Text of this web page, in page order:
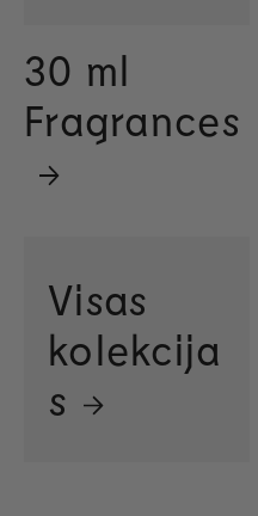
30 ml
Fragrances
Visas
kolekcija
s